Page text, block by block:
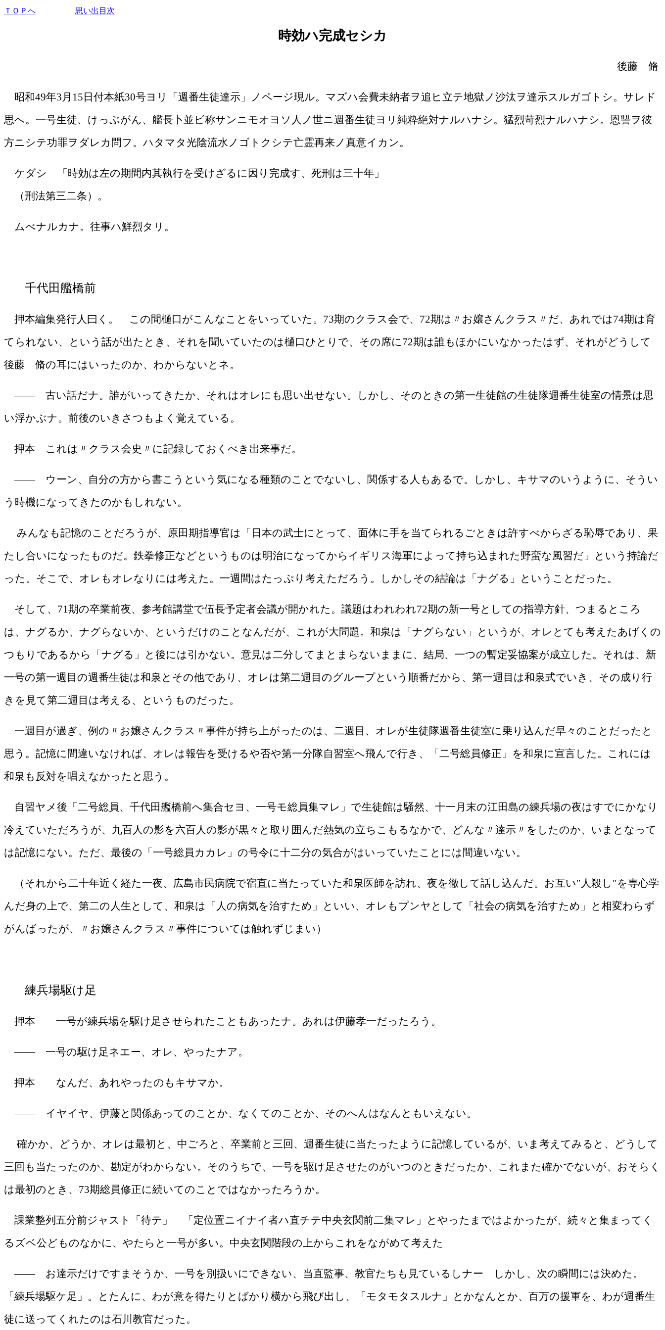
ＴＯＰへ 思い出目次
時効ハ完成セシカ
後藤 脩
昭和49年3月 15 日付本紙30号ヨリ「週番生徒達示」ノページ現ル。マズハ会費未納者ヲ追ヒ立テ地獄ノ沙汰ヲ達示スルガゴトシ。サレド
思へ。一号生徒、けっぷがん、艦長卜並ビ称サンニモオヨソ人ノ世ニ週番生徒ヨリ純粋絶対ナルハナシ。猛烈苛烈ナルハナシ。恩讐ヲ彼
方ニシテ功罪ヲダレカ問フ。ハタマタ光陰流水ノゴトクシテ亡霊再来ノ真意イカン。
ケダシ 「時効は左の期間内其執行を受けざるに因り完成す、死刑は三十年」
（刑法第三二条）。
ムべナルカナ。往事ハ鮮烈タリ。
千代田艦橋前
押本編集発行人曰く。 この間樋口がこんなことをいっていた。 73期のクラス会で、 72期は〃お嬢さんクラス〃だ、あれでは74期は育
てられない、という話が出たとき、それを聞いていたのは樋口ひとりで、その席に72期は誰もほかにいなかったはず、それがどうして
後藤 脩の耳にはいったのか、わからないとネ。
―― 古い話だナ。誰がいってきたか、それはオレにも思い出せない。しかし、そのときの第一生徒館の生徒隊週番生徒室の情景は思
い浮かぶナ。前後のいきさつもよく覚えている。
押本 これは〃クラス会史〃に記録しておくべき出来事だ。
―― ウーン、自分の方から書こうという気になる種類のことでないし、関係する人もあるで。しかし、キサマのいうように、そうい
う時機になってきたのかもしれない。
みんなも記憶のことだろうが、原田期指導官は「日本の武士にとって、面体に手を当てられるごときは許すべからざる恥辱であり、果
たし合いになったものだ。鉄拳修正などというものは明治になってからイギリス海軍によって持ち込まれた野蛮な風習だ」という持論だ
った。そこで、オレもオレなりには考え た。一週間はたっぷり考えただろう。しかしその結論は「ナグる」ということだった。
そして、 71期の卒業前夜、参考館講堂で伍長予定者会議が開かれた。議題はわれわれ72期の新一号としての指導方針、つまるところ
は、ナグるか、ナグらないか、というだけのことなんだが、これが大問題。和泉は「ナグらない」というが、オレとても考えたあげくの
つもりであるから「ナグる」と後には引かない。意見は二分してまとまらないままに、結局、一つの暫定妥協案が成立した。それは、新
一号の第一週目の週番生徒は和泉とその他であり、オレは第二週目のグループという順番だから、第一週目は和泉式でいき、その成り行
きを見て第二週目は考える、というものだった。
一週目が過ぎ、例の〃お嬢さんクラス〃事件が持ち上がったのは、二週目、オレが生徒隊週番生徒室に乗り込んだ早々のことだったと
思う。記憶に間違いなければ、オレは報告を受けるや否や第一分隊自習室へ飛んで行き、「二号総員修正」を和泉に宣言した。これには
和泉も反対を唱えなかったと思う。
自習ヤメ後「二号総員、千代田艦橋前へ集合セヨ、一号モ総員集マレ」で生徒館は騒然、十一月末の江田島の練兵場の夜はすでにかなり
冷えていただろうが、九百人の影を六百人の影が黒々と取り囲んだ熱気の立ちこもるなかで、どんな〃達示〃をしたのか、いまとなって
は記憶にない。ただ、最後の「一号総員カカレ」の号令に十二分の気合がはいっていたことには間違いない。
（それから二十年近く経た一夜、広島市民病院で宿直に当たっていた和泉医師を訪れ、夜を徹して話し込んだ。お互い″人殺し″を専心学
んだ身の上で、第二の人生として、和泉は「人の病気を治すため」といい、オレもプンヤとして「社会の病気を治すため」と相変わらず
がんばったが、〃お嬢さんクラス〃事件については触れずじまい）
練兵場駆け足
押本 一号が練兵場を駆け足させられたこともあったナ。あれは伊藤孝一だったろう。
―― 一号の駆け足ネエー、オレ、やったナア。
押本 なんだ、あれやったのもキサマか。
―― イヤイヤ、伊藤と関係あってのことか、なくてのことか、そのへんはなんともいえない。
確かか、どうか、オレは最初と、中ごろと、卒業前と三回、週番生徒に当たったように記憶しているが、いま考えてみると、どうして
三回も当たったのか、勘定がわからない。そのうちで、一号を駆け足させたのがいつのときだったか、これまた確かでないが、おそらく
は最初のとき、 73期総員修正に続いてのことではなかったろうか。
課業整列五分前ジャスト「待テ」 「定位置ニイナイ者ハ直チテ中央玄関前二集マレ」とやったまではよかったが、続々と集まってく
るズベ公どものなかに、やたらと一号が多い。 中央玄関階段の上からこれをながめて考えた
―― お達示だけですまそうか、一号を別扱いにできない、当直監事、教官たちも見ているしナー しかし、次の瞬間には決めた。
「練兵場駆ケ足」。とたんに、わが意を得たりとばかり横から飛び出し、「モタモタスルナ」とかなんとか、百万の援軍を、わが週番生
徒に送ってくれたのは石川教官だった。